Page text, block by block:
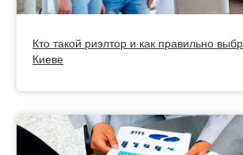
Кто такой риэлтор и как правильно
Киеве